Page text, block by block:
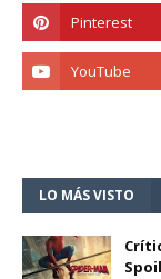
LO MÁS VISTO